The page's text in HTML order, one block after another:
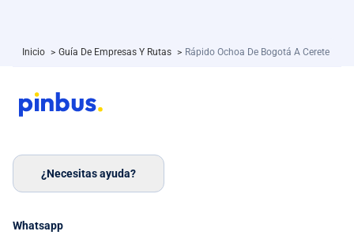
Inicio > Guía De Empresas Y Rutas > Rápido Ochoa De Bogotá A Cerete
¿Necesitas ayuda?
Whatsapp